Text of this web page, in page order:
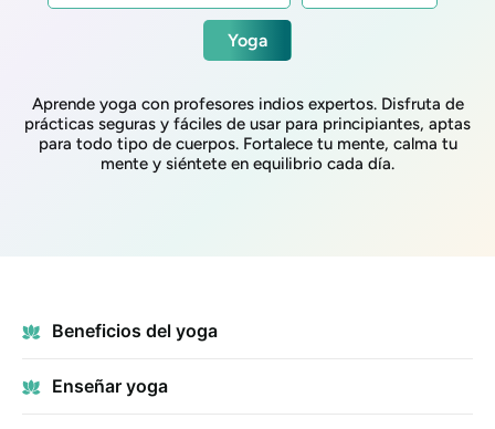
Yoga
Aprende yoga con profesores indios expertos. Disfruta de
prácticas seguras y fáciles de usar para principiantes, aptas
para todo tipo de cuerpos. Fortalece tu mente, calma tu
mente y siéntete en equilibrio cada día.
Beneficios del yoga
Enseñar yoga